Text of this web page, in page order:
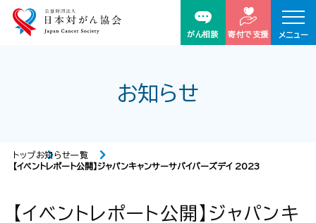
がん相談 寄付で支援 メニュー
お知らせ
トップお知らせ一覧
【イベントレポート公開】ジャパンキャンサーサバイバーズデイ 2023
【イベントレポート公開】ジャパンキ